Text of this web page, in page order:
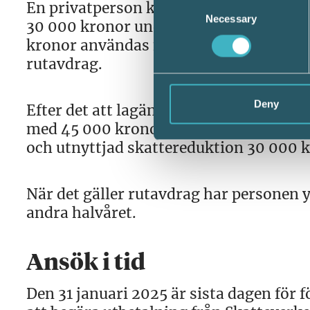
Necessary
Deny
En privatperson köper tjänster och får
30 000 kronor under första halvåret
kronor användas för rotavdrag och
rutavdrag.
Efter det att lagändringen har trätt
med 45 000 kronor (max
och utnyttjad skattereduktion 30 000
När det gäller rutavdrag har
andra halvåret.
Ansök i tid
Den 31 januari 2025 är sista dagen